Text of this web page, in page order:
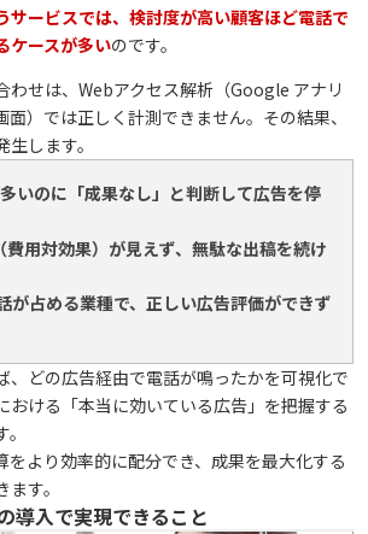
サービスでは、検討度が高い顧客ほど電話で
ケースが多いのです。
わせは、Webアクセス解析（Google アナリ
）では正しく計測できません。その結果、
します。
いのに「成果なし」と判断して広告を停
費用対効果）が見えず、無駄な出稿を続け
が占める業種で、正しい広告評価ができず
、どの広告経由で電話が鳴ったかを可視化で
おける「本当に効いている広告」を把握する
をより効率的に配分でき、成果を最大化する
す。
導入で実現できること